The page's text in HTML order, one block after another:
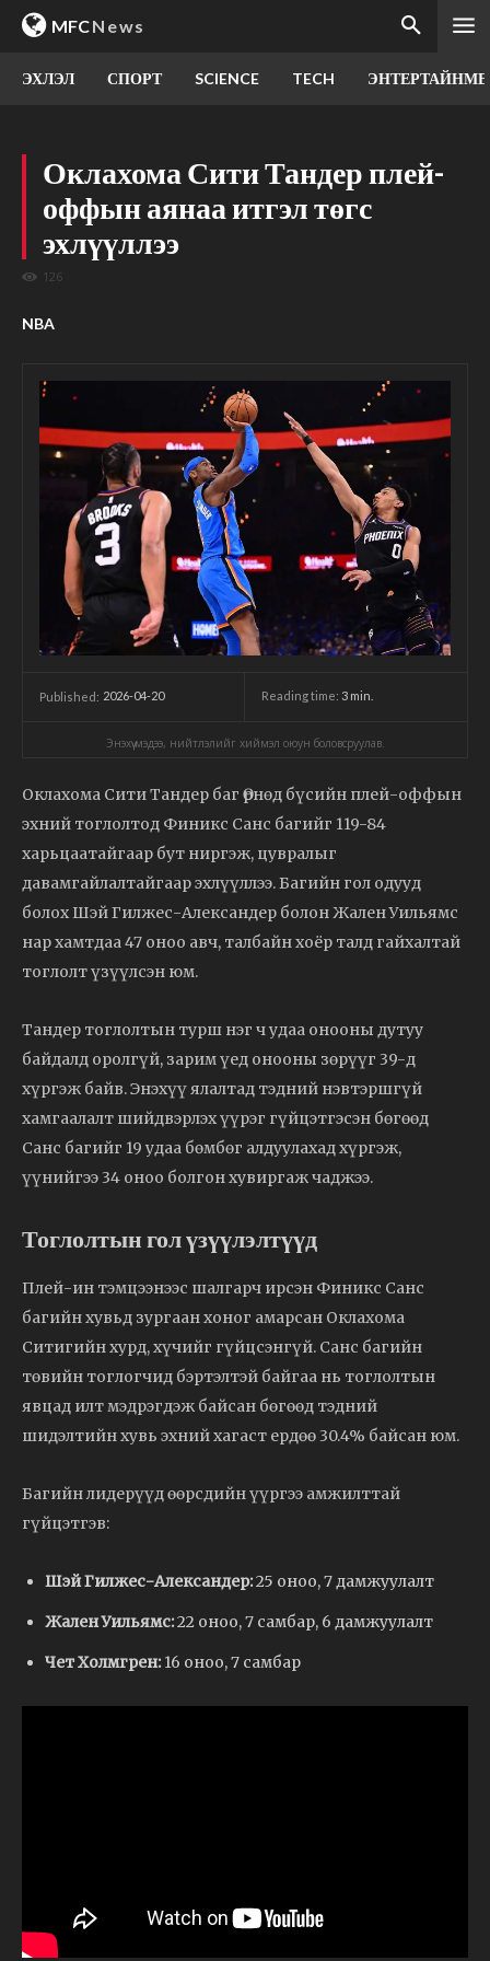
MFCNews
ЭХЛЭЛ СПОРТ SCIENCE TECH
Оклахома Сити Тандер плей-
оффын аянаа итгэл төгс
эхлүүллээ
126
NBA
Published: 2026-04-20 Reading time: 3 min.
Энэхүү мэдээ, нийтлэлийг хиймэл оюун боловсруулав.
Оклахома Сити Тандер баг Өрнөд бүсийн плей-оффын
эхний тоглолтод Финикс Санс багийг 119-84
харьцаатайгаар бут ниргэж, цувралыг
давамгайлалтайгаар эхлүүллээ. Багийн гол одууд
болох Шэй Гилжес-Александер болон Жален Уильямс
нар хамтдаа 47 оноо авч, талбайн хоёр талд гайхалтай
тоглолт үзүүлсэн юм.
Тандер тоглолтын турш нэг ч удаа онооны дутуу
байдалд оролгүй, зарим үед онооны зөрүүг 39-д
хүргэж байв. Энэхүү ялалтад тэдний нэвтэршгүй
хамгаалалт шийдвэрлэх үүрэг гүйцэтгэсэн бөгөөд
Санс багийг 19 удаа бөмбөг алдуулахад хүргэж,
үүнийгээ 34 оноо болгон хувиргаж чаджээ.
Тоглолтын гол үзүүлэлтүүд
Плей-ин тэмцээнээс шалгарч ирсэн Финикс Санс
багийн хувьд зургаан хоног амарсан Оклахома
Ситигийн хурд, хүчийг гүйцсэнгүй. Санс багийн
төвийн тоглогчид бэртэлтэй байгаа нь тоглолтын
явцад илт мэдрэгдэж байсан бөгөөд тэдний
шидэлтийн хувь эхний хагаст ердөө 30.4% байсан юм.
Багийн лидерүүд өөрсдийн үүргээ амжилттай
гүйцэтгэв:
Шэй Гилжес-Александер:25 оноо, 7 дамжуулалт
Жален Уильямс:22 оноо, 7 самбар, 6 дамжуулалт
Чет Холмгрен: 16 оноо, 7 самбар